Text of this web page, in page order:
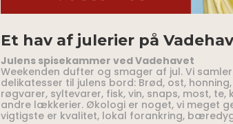
Et hav af julerier på
Julens spisekammer ved Vadehavet
Weekenden dufter og smager af jul. Vi
delikatesser til julens bord: Brød, ost,
røgvarer, syltevarer, fisk, vin, snaps, most,
andre lækkerier. Økologi er noget, vi meget
vigtigste er kvalitet, lokal forankring,